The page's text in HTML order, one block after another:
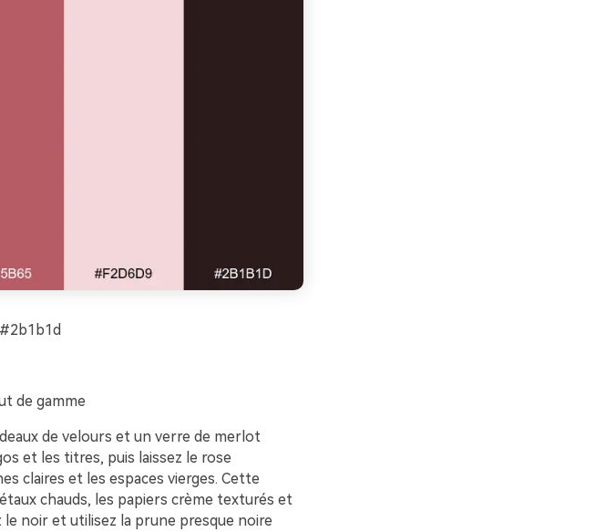
de gamme
de velours et un verre de merlot
et les titres, puis laissez le rose
claires et les espaces vierges. Cette
chauds, les papiers crème texturés et
noir et utilisez la prune presque noire